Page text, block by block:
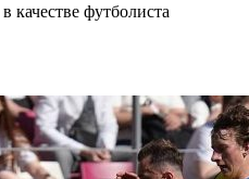
качестве футболиста